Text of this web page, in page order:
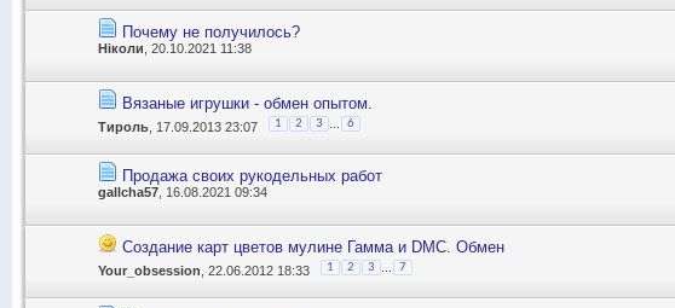
Почему не получилось?
Ніколи , 20.10.2021 11:38
Вязаные игрушки - обмен опытом.
Тироль , 17.09.2013 23:07 1 2 3 6
Продажа своих рукодельных работ
gallcha57 , 16.08.2021 09:34
Создание карт цветов мулине Гамма и DMC. Обмен
Your_obsession , 22.06.2012 18:33 1 2 3 7